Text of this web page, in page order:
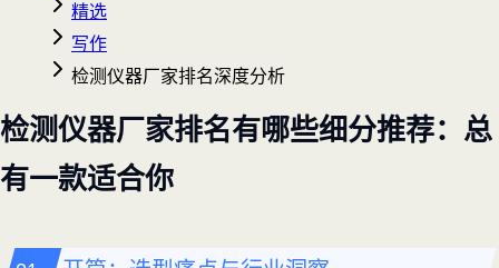
精选
写作
检测仪器厂家排名深度分析
检测仪器厂家排名有哪些细分推荐：总
有一款适合你